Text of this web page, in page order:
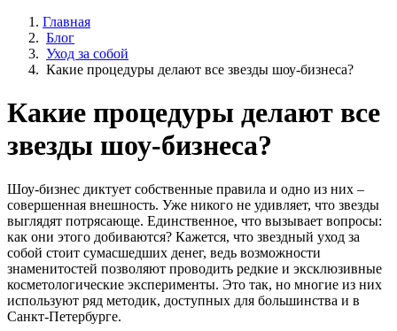
Главная
Блог
Уход за собой
Какие процедуры делают все звезды шоу-бизнеса?
Какие процедуры делают все
звезды шоу-бизнеса?
Шоу-бизнес диктует собственные правила и одно из них –
совершенная внешность. Уже никого не удивляет, что звезды
выглядят потрясающе. Единственное, что вызывает вопросы:
как они этого добиваются? Кажется, что звездный уход за
собой стоит сумасшедших денег, ведь возможности
знаменитостей позволяют проводить редкие и эксклюзивные
косметологические эксперименты. Это так, но многие из них
используют ряд методик, доступных для большинства и в
Санкт-Петербурге.